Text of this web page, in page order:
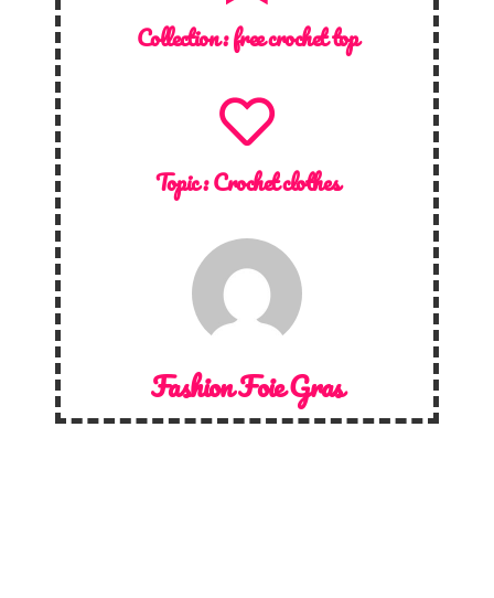
Collection :free crochet top
Topic :Crochet clothes
Fashion Foie Gras